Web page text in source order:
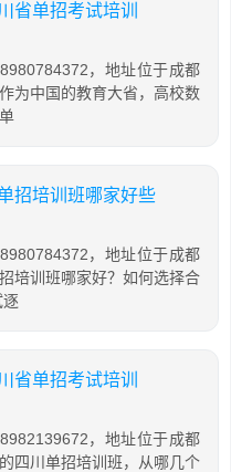
省单招考试培训
，地址位于成都
为中国的教育大省，高校数
招培训班哪家好些
，地址位于成都
培训班哪家好？如何选择合
省单招考试培训
，地址位于成都
四川单招培训班，从哪几个